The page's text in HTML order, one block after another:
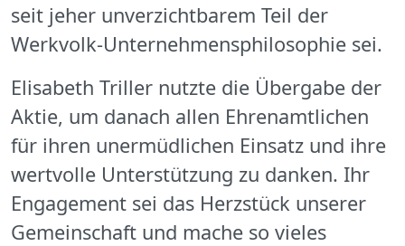
seit jeher unverzichtbarem Teil der
Werkvolk-Unternehmensphilosophie sei.
Elisabeth Triller nutzte die Übergabe der
Aktie, um danach allen Ehrenamtlichen
für ihren unermüdlichen Einsatz und ihre
wertvolle Unterstützung zu danken. Ihr
Engagement sei das Herzstück unserer
Gemeinschaft und mache so vieles